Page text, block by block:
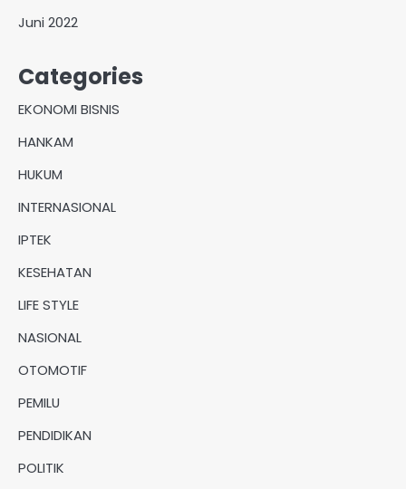
Juni 2022
Categories
EKONOMI BISNIS
HANKAM
HUKUM
INTERNASIONAL
IPTEK
KESEHATAN
LIFE STYLE
NASIONAL
OTOMOTIF
PEMILU
PENDIDIKAN
POLITIK